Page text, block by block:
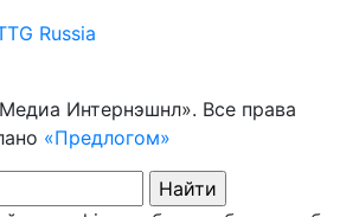
Russia
Интернэшнл». Все права
«Предлогом»